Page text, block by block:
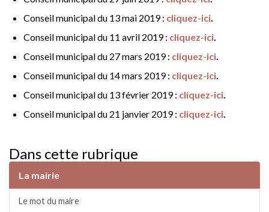
Conseil municipal du 13 mai 2019 : cliquez-ici.
Conseil municipal du 11 avril 2019 : cliquez-ici.
Conseil municipal du 27 mars 2019 : cliquez-ici.
Conseil municipal du 14 mars 2019 : cliquez-ici.
Conseil municipal du 13 février 2019 : cliquez-ici.
Conseil municipal du 21 janvier 2019 : cliquez-ici.
Dans cette rubrique
La mairie
Le mot du maire